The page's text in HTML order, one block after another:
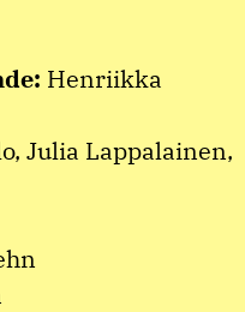
Henriikka
Julia Lappalainen,